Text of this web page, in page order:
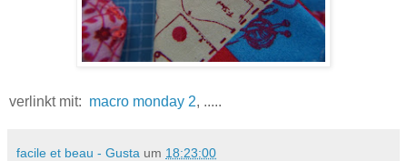
verlinkt mit: macro monday 2, .....
facile et beau - Gusta um 18:23:00